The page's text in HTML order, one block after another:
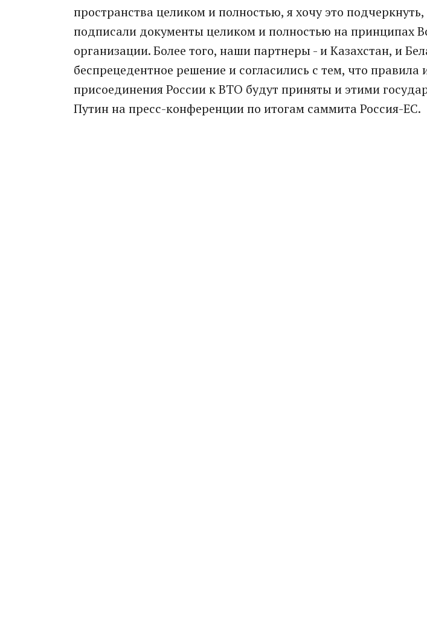
пространства целиком и полностью, я хочу это
подписали документы целиком и полностью на принципах
организации. Более того, наши партнеры - и Казахстан, и
беспрецедентное решение и согласились с тем, что правила
присоединения России к ВТО будут приняты и этими
Путин на пресс-конференции по итогам саммита Россия-ЕС.